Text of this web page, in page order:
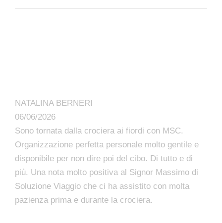
NATALINA BERNERI
06/06/2026
Sono tornata dalla crociera ai fiordi con MSC.
Organizzazione perfetta personale molto gentile e
disponibile per non dire poi del cibo. Di tutto e di
più. Una nota molto positiva al Signor Massimo di
Soluzione Viaggio che ci ha assistito con molta
pazienza prima e durante la crociera.